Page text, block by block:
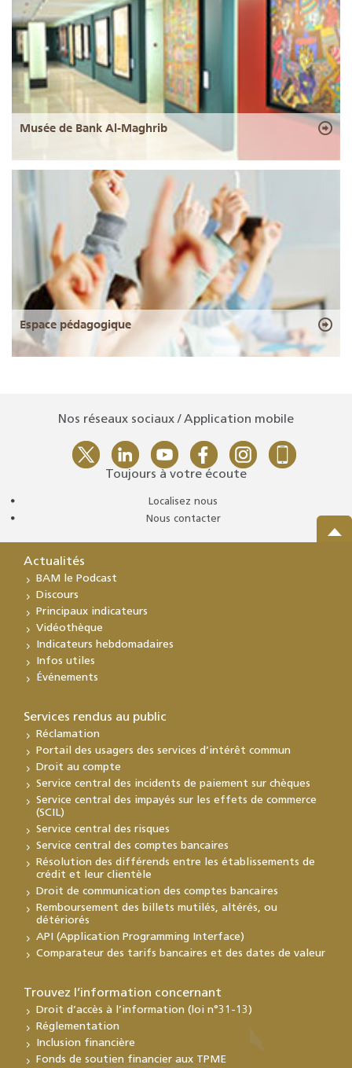
Musée de Bank Al-Maghrib
Espace pédagogique
Nos réseaux sociaux / Application mobile
Toujours à votre écoute
Localisez nous
Nous contacter
Actualités
BAM le Podcast
Discours
Principaux indicateurs
Vidéothèque
Indicateurs hebdomadaires
Infos utiles
Événements
Services rendus au public
Réclamation
Portail des usagers des services d’intérêt commun
Droit au compte
Service central des incidents de paiement sur chèques
Service central des impayés sur les effets de commerce
(SCIL)
Service central des risques
Service central des comptes bancaires
Résolution des différends entre les établissements de
crédit et leur clientèle
Droit de communication des comptes bancaires
Remboursement des billets mutilés, altérés, ou
détériorés
API (Application Programming Interface)
Comparateur des tarifs bancaires et des dates de valeur
Trouvez l’information concernant
Droit d’accès à l’information (loi n°31-13)
Réglementation
Inclusion financière
Fonds de soutien financier aux TPME